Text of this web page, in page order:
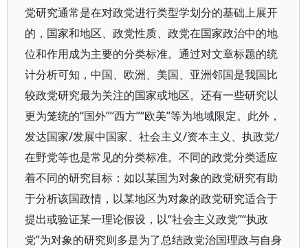
党研究通常是在对政党进行类型学划分的基础上展开
的，国家和地区、政党性质、政党在国家政治中的地
位和作用成为主要的分类标准。通过对文章标题的统
计分析可知，中国、欧洲、美国、亚洲邻国是我国比
较政党研究最为关注的国家或地区。还有一些研究以
更为笼统的“国外”“西方”“欧美”等为地域限定。此外，
发达国家/发展中国家、社会主义/资本主义、执政党/
在野党等也是常见的分类标准。不同的政党分类适应
着不同的研究目标：如以某国为对象的政党研究有助
于分析该国政情，以某地区为对象的政党研究适合于
提出或验证某一理论假设，以“社会主义政党”“执政
党”为对象的研究则多是为了总结政党治国理政与自身